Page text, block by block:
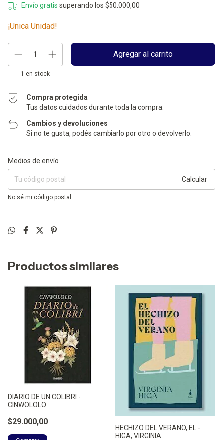
Envío gratis superando los $50.000,00
¡Unica Unidad!
1 en stock
Compra protegida
Tus datos cuidados durante toda la compra.
Cambios y devoluciones
Si no te gusta, podés cambiarlo por otro o devolverlo.
Entregas para el CP:
Medios de envío
Calcular
No sé mi código postal
Productos similares
DIARIO DE UN COLIBRI -
CINWOLOLO
$29.000,00
HECHIZO DEL VERANO, EL -
HIGA, VIRGINIA